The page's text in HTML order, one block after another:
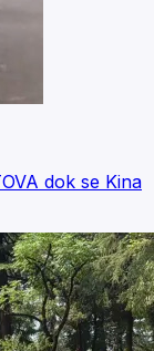
dok se Kina